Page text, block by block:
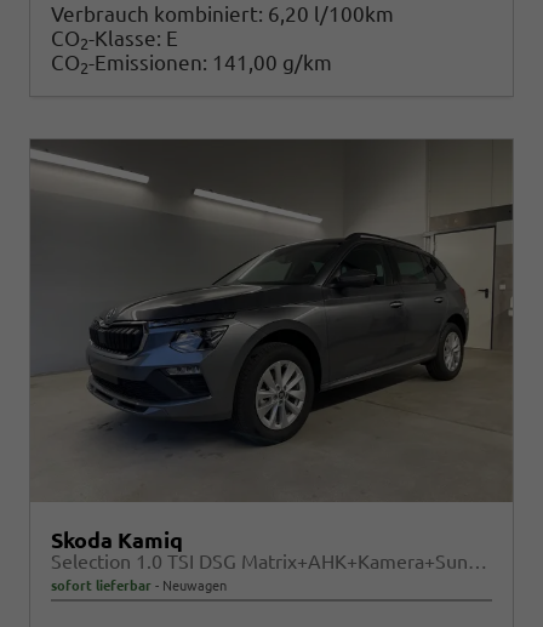
Verbrauch kombiniert: 6,20 l/100km
CO2-Klasse: E
CO2-Emissionen: 141,00 g/km
Skoda Kamiq
Selection 1.0 TSI DSG Matrix+AHK+Kamera+Sunset+PDCvohi+Kessy+Sitzheizung+GV4
sofort lieferbar Neuwagen